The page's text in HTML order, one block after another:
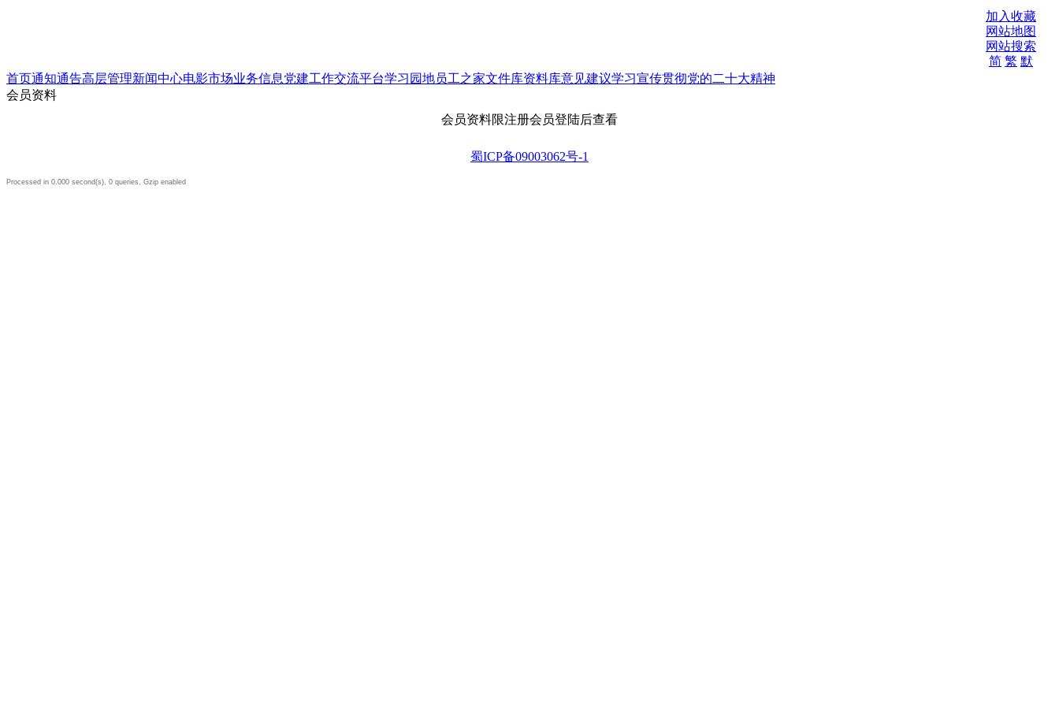
加入收藏
网站地图
网站搜索
简 繁 默
首页通知通告高层管理新闻中心电影市场业务信息党建工作交流平台学习园地员工之家文件库资料库意见建议学习宣传贯彻党的二十大精神
会员资料
会员资料限注册会员登陆后查看
蜀ICP备09003062号-1
Processed in 0.000 second(s), 0 queries, Gzip enabled